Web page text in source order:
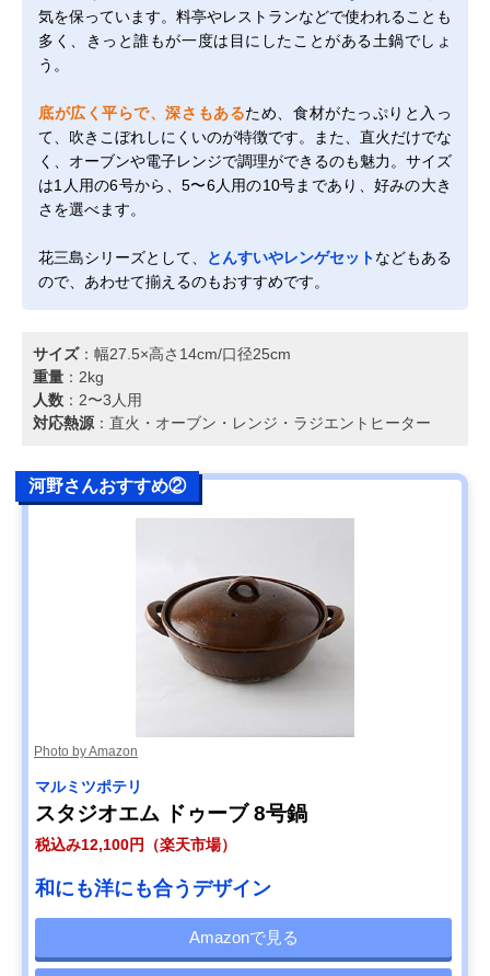
気を保っています。料亭やレストランなどで使われることも
多く、きっと誰もが一度は目にしたことがある土鍋でしょ
う。
底が広く平らで、深さもあるため、食材がたっぷりと入っ
て、吹きこぼれしにくいのが特徴です。また、直火だけでな
く、オーブンや電子レンジで調理ができるのも魅力。サイズ
は1人用の6号から、5〜6人用の10号まであり、好みの大き
さを選べます。
花三島シリーズとして、 とんすいやレンゲセットなどもある
ので、あわせて揃えるのもおすすめです。
サイズ：幅27.5×高さ14cm/口径25cm
重量 ：2kg
人数 ：2〜3人用
対応熱源 ：直火・オーブン・レンジ・ラジエントヒーター
河野さんおすすめ②
Photo by Amazon
マルミツポテリ
スタジオエム ドゥーブ 8号鍋
税込み12,100円（楽天市場）
和にも洋にも合うデザイン
Amazonで見る